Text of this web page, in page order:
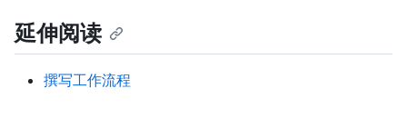
延伸阅读
撰写工作流程